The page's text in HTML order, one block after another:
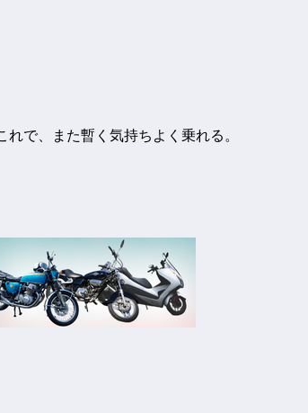
で、また暫く気持ちよく乗れる。